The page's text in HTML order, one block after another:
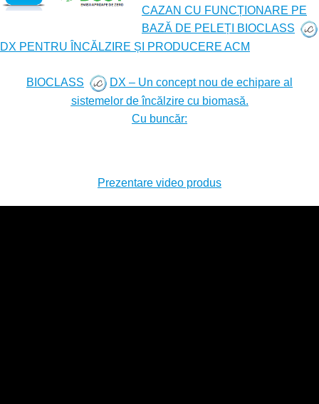
CAZAN CU FUNCȚIONARE PE
BAZĂ DE PELEȚI BIOCLASS
DX PENTRU ÎNCĂLZIRE ȘI PRODUCERE ACM
BIOCLASS
DX – Un concept nou de echipare al
sistemelor de încălzire cu biomasă.
Cu buncăr:
Prezentare video produs